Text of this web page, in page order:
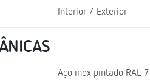
Interior / Exterior
Aço inox pintado RAL